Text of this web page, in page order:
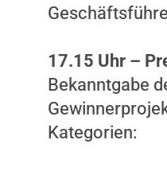
17.15 Uhr –
Bekanntgabe
Kategorien: